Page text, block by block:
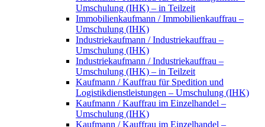
Umschulung (IHK) – in Teilzeit
Immobilienkaufmann / Immobilienkauffrau –
Umschulung (IHK)
Industriekaufmann / Industriekauffrau –
Umschulung (IHK)
Industriekaufmann / Industriekauffrau –
Umschulung (IHK) – in Teilzeit
Kaufmann / Kauffrau für Spedition und
Logistikdienstleistungen – Umschulung (IHK)
Kaufmann / Kauffrau im Einzelhandel –
Umschulung (IHK)
Kaufmann / Kauffrau im Einzelhandel –